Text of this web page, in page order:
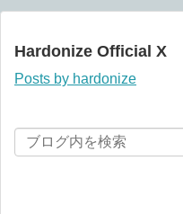
Hardonize Official X
Posts by hardonize